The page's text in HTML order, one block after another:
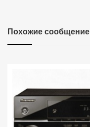
Похожие сообщение